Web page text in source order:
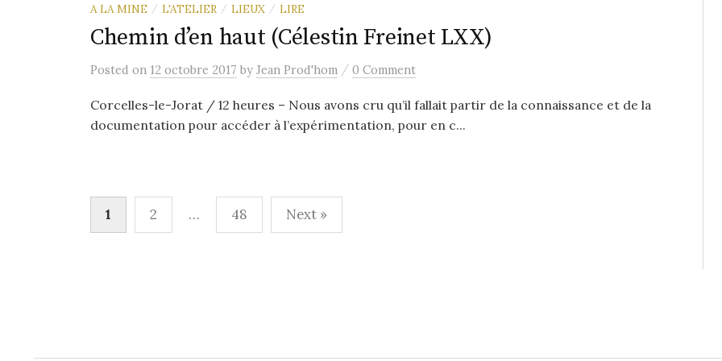
A LA MINE / L'ATELIER / LIEUX / LIRE
Chemin d’en haut (Célestin Freinet LXX)
Posted on 12 octobre 2017 by Jean Prod'hom / 0 Comment
Corcelles-le-Jorat / 12 heures – Nous avons cru qu’il fallait partir de la connaissance et de la
documentation pour accéder à l’expérimentation, pour en c...
Pagination
1 2 … 48 Next »